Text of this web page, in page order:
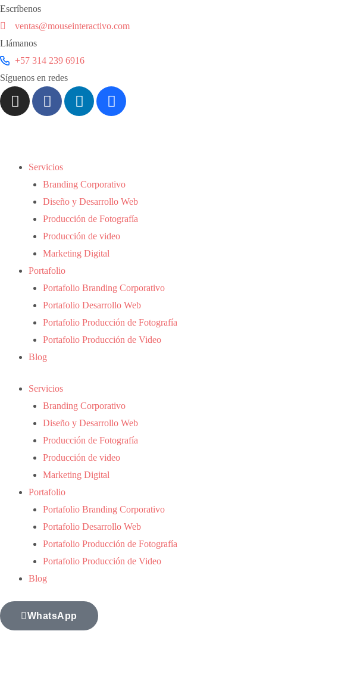
Escríbenos
ventas@mouseinteractivo.com
Llámanos
+57 314 239 6916
Síguenos en redes
Servicios
Branding Corporativo
Diseño y Desarrollo Web
Producción de Fotografía
Producción de video
Marketing Digital
Portafolio
Portafolio Branding Corporativo
Portafolio Desarrollo Web
Portafolio Producción de Fotografía
Portafolio Producción de Video
Blog
Servicios
Branding Corporativo
Diseño y Desarrollo Web
Producción de Fotografía
Producción de video
Marketing Digital
Portafolio
Portafolio Branding Corporativo
Portafolio Desarrollo Web
Portafolio Producción de Fotografía
Portafolio Producción de Video
Blog
WhatsApp